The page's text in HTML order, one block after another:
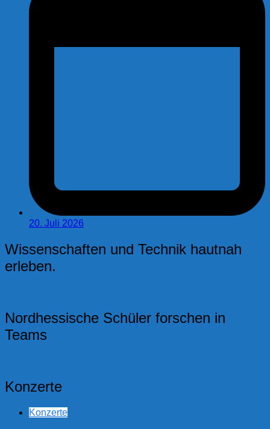
20. Juli 2026
Wissenschaften und Technik hautnah
erleben.
Nordhessische Schüler forschen in
Teams
Konzerte
Konzerte